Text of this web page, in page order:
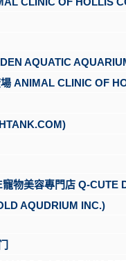
AQUATIC
ANIMAL CLINIC OF
物美容專門店 Q-CUTE
AQUDRIUM INC.)